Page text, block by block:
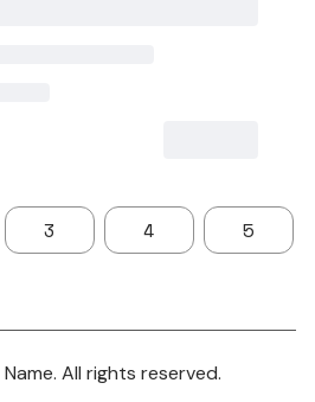
3 4 5
All rights reserved.